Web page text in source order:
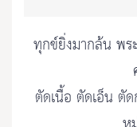
ทุกข์ยิ่งมากล้น พร
ตัดเนื้อ ตัดเอ็น ตั